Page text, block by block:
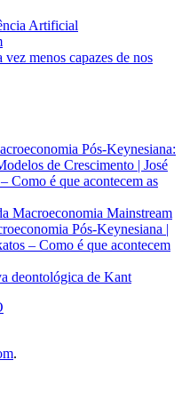
Artificial
menos capazes de nos
Pós-Keynesiana:
de Crescimento | José
Como é que acontecem as
Macroeconomia Mainstream
Pós-Keynesiana |
– Como é que acontecem
deontológica de Kant
.